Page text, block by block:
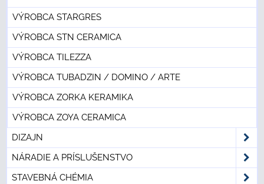
VÝROBCA STARGRES
VÝROBCA STN CERAMICA
VÝROBCA TILEZZA
VÝROBCA TUBADZIN / DOMINO / ARTE
VÝROBCA ZORKA KERAMIKA
VÝROBCA ZOYA CERAMICA
DIZAJN
NÁRADIE A PRÍSLUŠENSTVO
STAVEBNÁ CHÉMIA